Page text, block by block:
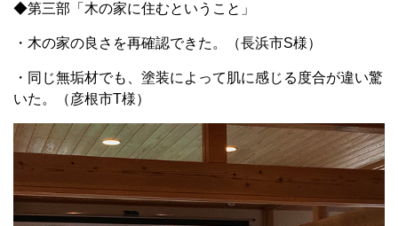
◆第三部「木の家に住むということ」
・木の家の良さを再確認できた。（長浜市S様）
・同じ無垢材でも、塗装によって肌に感じる度合が違い驚
いた。（彦根市T様）